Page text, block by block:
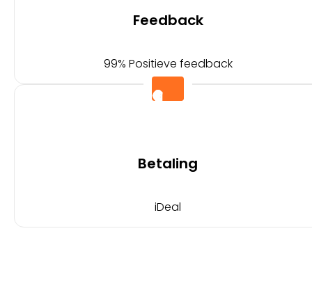
Feedback
99% Positieve feedback
Betaling
iDeal